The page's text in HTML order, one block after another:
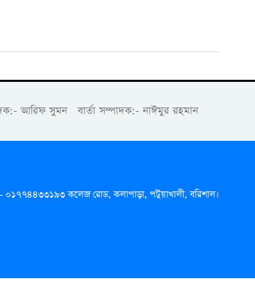
আরিফ সুমন বার্তা সম্পাদক:- নাঈমুর রহমান
০১৭৭৪৪৩৩১৯৩ কলেজ রোড, কলাপাড়া, পটুয়াখালী, বরিশাল।